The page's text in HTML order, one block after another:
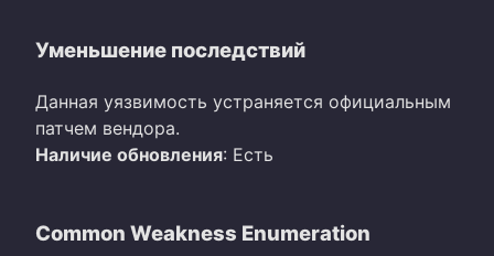
Уменьшение последствий
Данная уязвимость устраняется официальным
патчем вендора.
Наличие обновления: Есть
Common Weakness Enumeration